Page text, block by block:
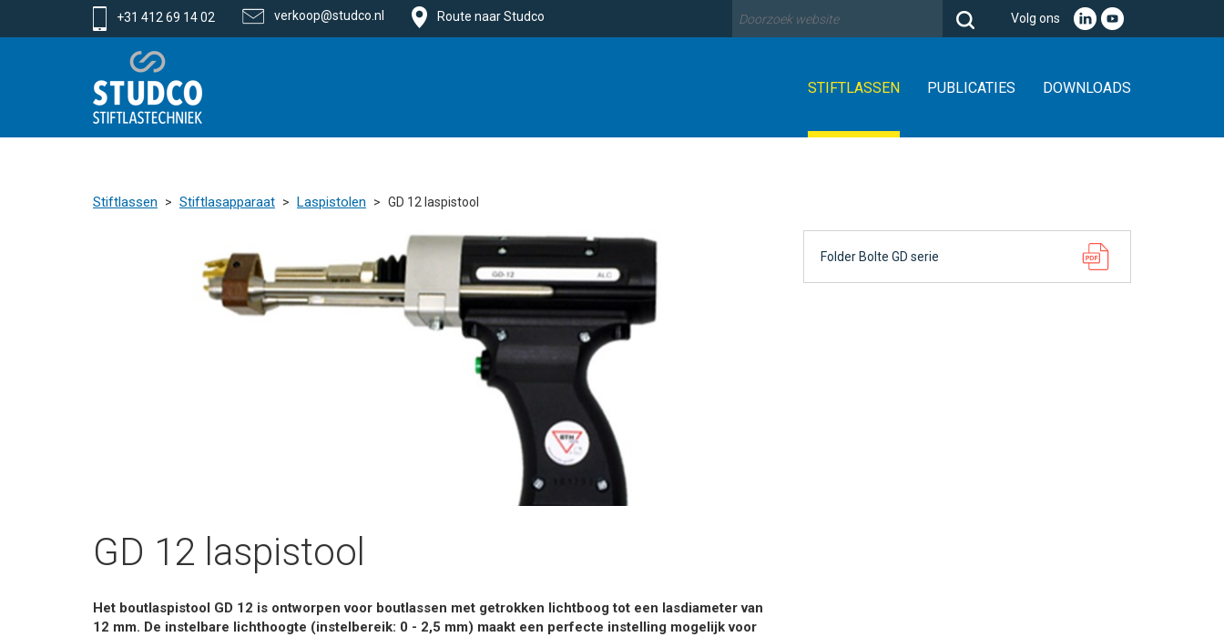
+31 412 69 14 02 verkoop@studco.nl Route naar Studco Volg ons
STIFTLASSEN PUBLICATIES DOWNLOADS
Stiftlassen Stiftlasapparaat Laspistolen GD 12 laspistool
GD 12 laspistool
Het boutlaspistool GD 12 is ontworpen voor boutlassen met getrokken lichtboog tot een lasdiameter van
12 mm. De instelbare lichthoogte (instelbereik: 0 - 2,5 mm) maakt een perfecte instelling mogelijk voor
Folder Bolte GD serie